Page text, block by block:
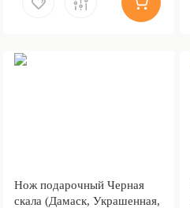
Нож подарочный Черная
скала (Дамаск, Украшенная,